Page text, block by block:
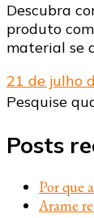
Descubra
produto
material se
21 de julho
Procurando
Pesquise
Posts
Por que
Arame